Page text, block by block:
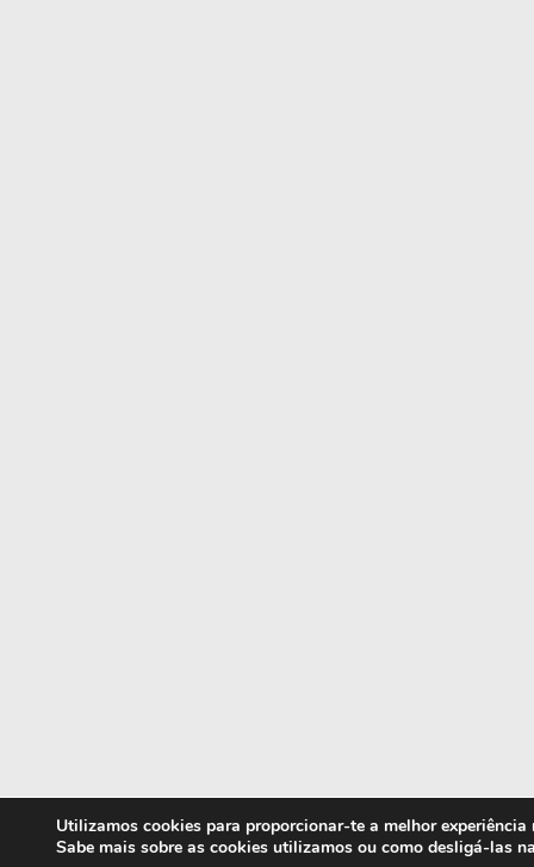
Utilizamos cookies para proporcionar-te a melhor experiência
Sabe mais sobre as cookies utilizamos ou como desligá-las